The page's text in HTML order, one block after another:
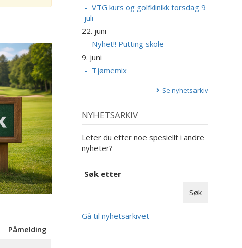
Påmelding
VTG kurs og golfklinikk torsdag 9
juli
22. juni
Nyhet!! Putting skole
9. juni
Tjømemix
Se nyhetsarkiv
NYHETSARKIV
Leter du etter noe spesiellt i andre
nyheter?
Søk etter
Gå til nyhetsarkivet